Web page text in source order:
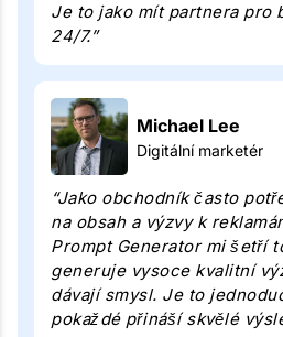
Je to jako mít partnera pro
24/7.”
Michael Lee
Digitální marketér
“Jako obchodník často
na obsah a výzvy k
Prompt Generator mi šetří
generuje vysoce kvalitní
dávají smysl. Je to
pokaždé přináší skvělé